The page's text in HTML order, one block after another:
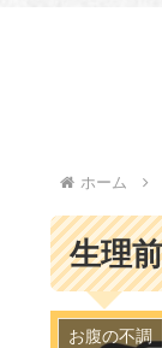
ホーム
生理
お腹の不調